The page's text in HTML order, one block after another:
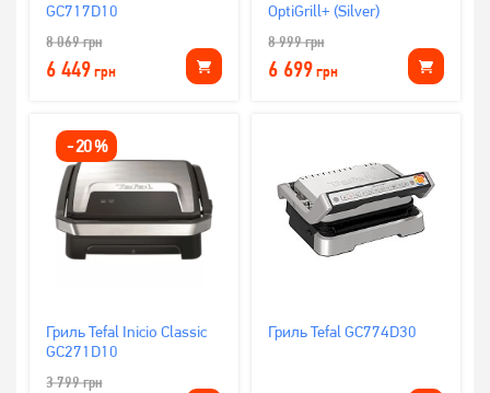
GC717D10
8 069грн
6 449грн
OptiGrill+ (Silver)
8 999грн
6 699грн
-20%
Гриль Tefal Inicio Classic
GC271D10
3 799грн
Гриль Tefal GC774D30